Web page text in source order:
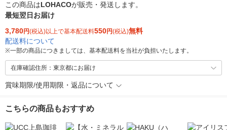
この商品はLOHACOが販売・発送します。
最短翌日お届け
3,780円(税込)以上で基本配送料550円(税込)無料
配送料について
※一部の商品につきましては、基本配送料を当社が負担いたします。
在庫確認住所：東京都にお届け
賞味期限/使用期限・返品について
こちらの商品もおすすめ